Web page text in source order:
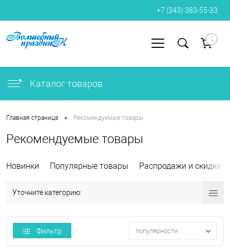
+7 (343) 383-55-33
0
Каталог товаров
Главная страница • Рекомендуемые товары
Рекомендуемые товары
Новинки Популярные товары Распродажи и скидки
Уточните категорию:
Фильтр популярности